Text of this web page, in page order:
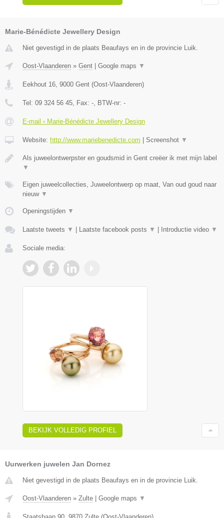
Marie-Bénédicte Jewellery Design
Niet gevestigd in de plaats Beaufays en in de provincie Luik.
Oost-Vlaanderen » Gent Google maps ▼
Eekhout 16, 9000 Gent (Oost-Vlaanderen)
Tel: 09 324 56 45, Fax: -, BTW-nr: -
E-mail › Marie-Bénédicte Jewellery Design
Website: http://www.mariebenedicte.com Screenshot ▼
Als juweelontwerpster en goudsmid in Gent creëer ik met mijn label
▼
Eigen juweelcollecties, Juweelontwerp op maat, Van oud goud naar
nieuw ▼
Openingstijden ▼
Laatste tweets ▼ Laatste facebook posts ▼ Introductie video ▼
Sociale media:
BEKIJK VOLLEDIG PROFIEL
Uurwerken juwelen Jan Dornez
Niet gevestigd in de plaats Beaufays en in de provincie Luik.
Oost-Vlaanderen » Zulte Google maps ▼